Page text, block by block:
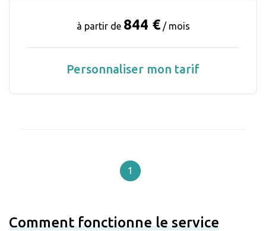
à partir de 844 € / mois
Personnaliser mon tarif
1
Comment fonctionne le service